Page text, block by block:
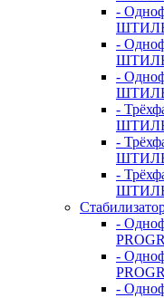
-
ШТИЛЬ
-
ШТИЛЬ
-
ШТИЛЬ
-
ШТИЛЬ
-
ШТИЛЬ
-
ШТИЛЬ
-
-
-